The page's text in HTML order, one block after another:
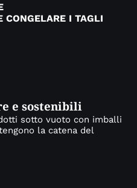
CONGELARE I TAGLI
e sostenibili
sotto vuoto con imballi
la catena del